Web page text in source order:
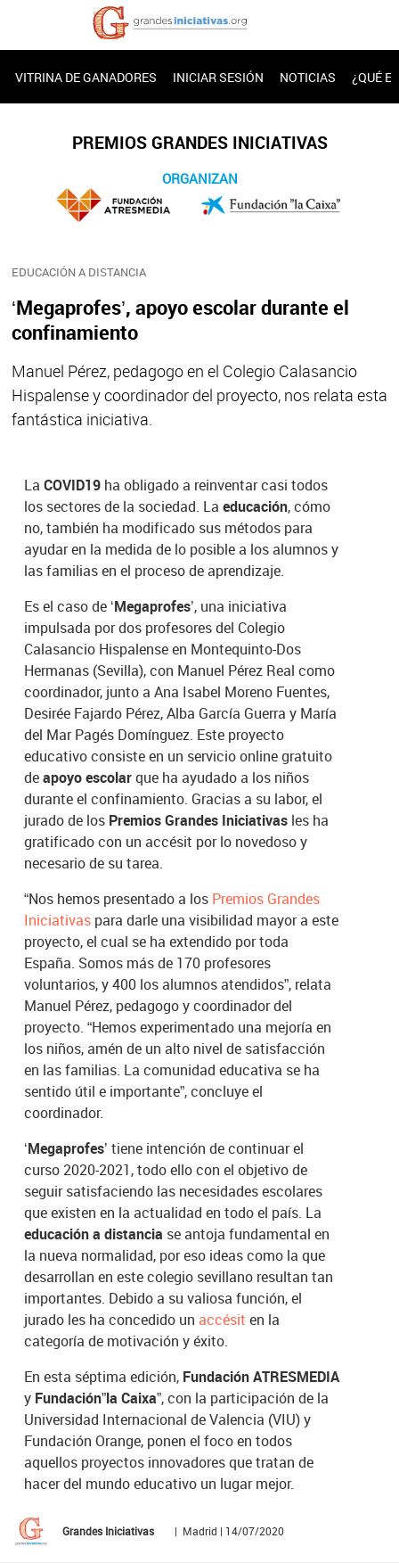
VITRINA DE GANADORES INICIAR SESIÓN NOTICIAS ¿QUÉ
PREMIOS GRANDES INICIATIVAS
ORGANIZAN
EDUCACIÓN A DISTANCIA
‘Megaprofes’, apoyo escolar durante el
confinamiento
Manuel Pérez, pedagogo en el Colegio Calasancio
Hispalense y coordinador del proyecto, nos relata esta
fantástica iniciativa.
LaCOVID19 ha obligado a reinventar casi todos
los sectores de la sociedad. Laeducación, cómo
no, también ha modificado sus métodos para
ayudar en la medida de lo posible a los alumnos y
las familias en el proceso de aprendizaje.
Es el caso de ‘Megaprofes’, una iniciativa
impulsada por dos profesores del Colegio
Calasancio Hispalense en Montequinto-Dos
Hermanas (Sevilla), con Manuel Pérez Real como
coordinador, junto a Ana Isabel Moreno Fuentes,
Desirée Fajardo Pérez, Alba García Guerra y María
del Mar Pagés Domínguez. Este proyecto
educativo consiste en un servicio online gratuito
deapoyo escolarque ha ayudado a los niños
durante el confinamiento. Gracias a su labor, el
jurado de los Premios Grandes Iniciativas les ha
gratificado con un accésit por lo novedoso y
necesario de su tarea.
“Nos hemos presentado a los Premios Grandes
Iniciativas para darle una visibilidad mayor a este
proyecto, el cual se ha extendido por toda
España. Somos más de 170 profesores
voluntarios, y 400 los alumnos atendidos”, relata
Manuel Pérez, pedagogo y coordinador del
proyecto. “Hemos experimentado una mejoría en
los niños, amén de un alto nivel de satisfacción
en las familias. La comunidad educativa se ha
sentido útil e importante”, concluye el
coordinador.
‘Megaprofes’ tiene intención de continuar el
curso 2020-2021, todo ello con el objetivo de
seguir satisfaciendo las necesidades escolares
que existen en la actualidad en todo el país. La
educación a distancia se antoja fundamental en
la nueva normalidad, por eso ideas como la que
desarrollan en este colegio sevillano resultan tan
importantes. Debido a su valiosa función, el
jurado les ha concedido un accésiten la
categoría de motivación y éxito.
En esta séptima edición, Fundación ATRESMEDIA
y Fundación”la Caixa”, con la participación de la
Universidad Internacional de Valencia (VIU) y
Fundación Orange, ponen el foco en todos
aquellos proyectos innovadores que tratan de
hacer del mundo educativo un lugar mejor.
Grandes Iniciativas | Madrid | 14/07/2020